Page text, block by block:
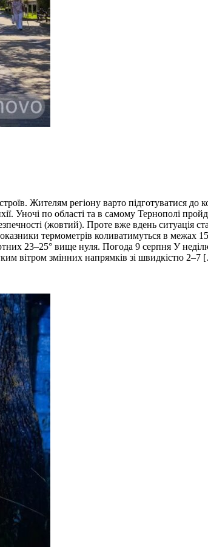
Жителям регіону варто підготуватися до
Уночі по області та в самому Тернополі
(жовтий). Проте вже вдень ситуація
термометрів коливатимуться в межах
23–25° вище нуля. Погода 9 серпня У
вітром змінних напрямків зі швидкістю